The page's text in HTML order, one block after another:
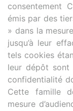
consentement
émis par des
» dans la
jusqu’à leur
tels cookies
leur dépôt sont
confidentialité
Cette famille
mesure